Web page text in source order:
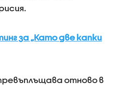
за „Като две капки
отново в